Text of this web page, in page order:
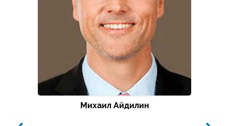
Михаил Айдилин